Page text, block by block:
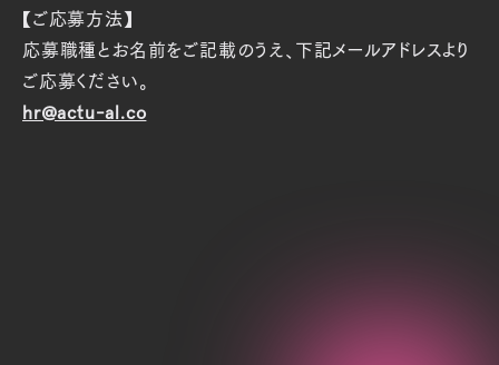
【ご応募方法】
応募職種とお名前をご記載のうえ、下記メールアドレスより
ご応募ください。
hr@actu-al.co